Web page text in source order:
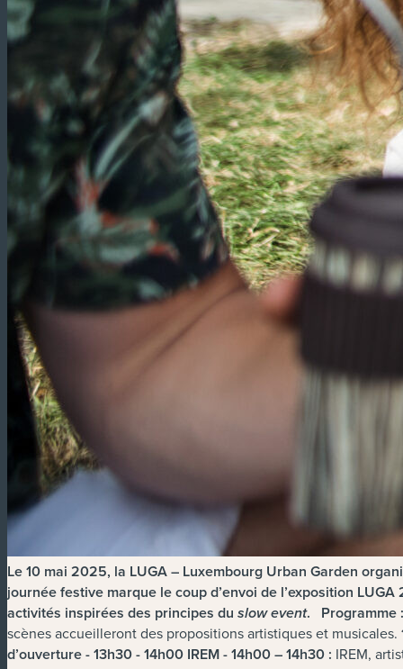
Le 10 mai 2025, la LUGA – Luxembourg Urban Garden
journée festive marque le coup d’envoi de l’exposition
activités inspirées des principes du slow event. Programme :
scènes accueilleront des propositions artistiques et musicales.
d’ouverture - 13h30 - 14h00 IREM - 14h00 – 14h30 : IREM,